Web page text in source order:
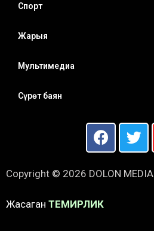
Спорт
Жарыя
Мультимедиа
Сүрөт баян
Copyright © 2026 DOLON MEDIA
Жасаган ТЕМИРЛИК